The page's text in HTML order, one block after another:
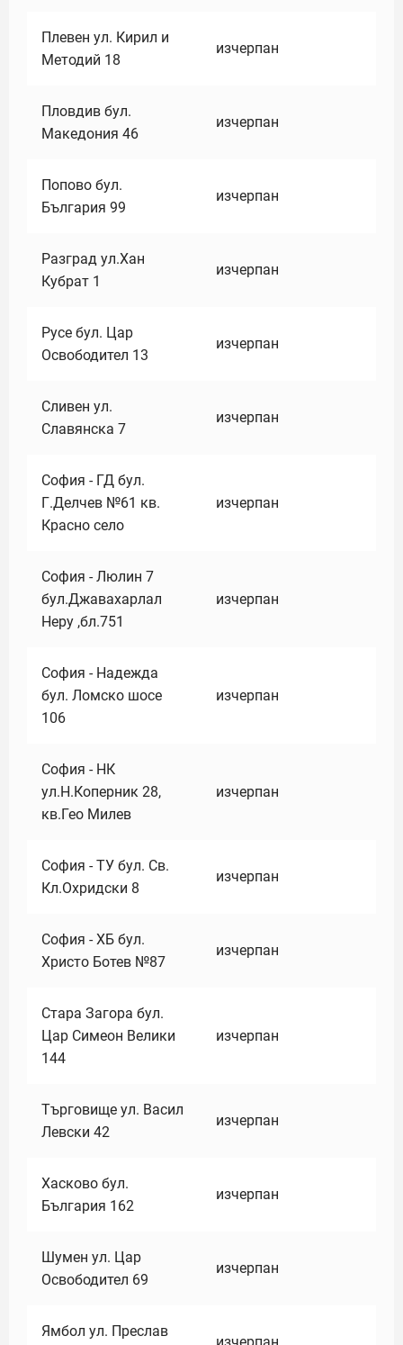
Плевен ул. Кирил и
Методий 18
изчерпан
Пловдив бул.
Македония 46
изчерпан
Попово бул.
България 99
изчерпан
Разград ул.Хан
Кубрат 1
изчерпан
Русе бул. Цар
Освободител 13
изчерпан
Сливен ул.
Славянска 7
изчерпан
София - ГД бул.
Г.Делчев №61 кв.
Красно село
изчерпан
София - Люлин 7
бул.Джавахарлал
Неру ,бл.751
изчерпан
София - Надежда
бул. Ломско шосе
106
изчерпан
София - НК
ул.Н.Коперник 28,
кв.Гео Милев
изчерпан
София - ТУ бул. Св.
Кл.Охридски 8
изчерпан
София - ХБ бул.
Христо Ботев №87
изчерпан
Стара Загора бул.
Цар Симеон Велики
144
изчерпан
Търговище ул. Васил
Левски 42
изчерпан
Хасково бул.
България 162
изчерпан
Шумен ул. Цар
Освободител 69
изчерпан
Ямбол ул. Преслав